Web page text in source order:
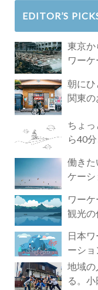
EDITOR’S
東京か
ワー
朝にひ
関東の
ちょ
ら40
働きた
ケーシ
ワー
観光の
日本
ーシ
地域の
る。